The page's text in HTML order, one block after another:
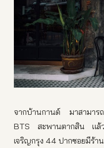
จากบ้านกานต์ มาสามาร
BTS สะพานตากสิน แล้ว
เจริญกรุง 44 ปากซอยมีร้า